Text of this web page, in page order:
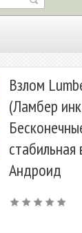
Взлом
(Ламбер
стабильная
Андроид